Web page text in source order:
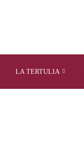
LA TERTULIA